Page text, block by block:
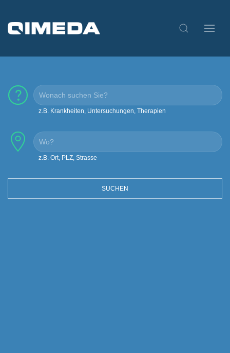
z.B. Krankheiten, Untersuchungen, Therapien
z.B. Ort, PLZ, Strasse
SUCHEN